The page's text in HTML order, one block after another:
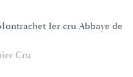
1er cru Abbaye de
Cru